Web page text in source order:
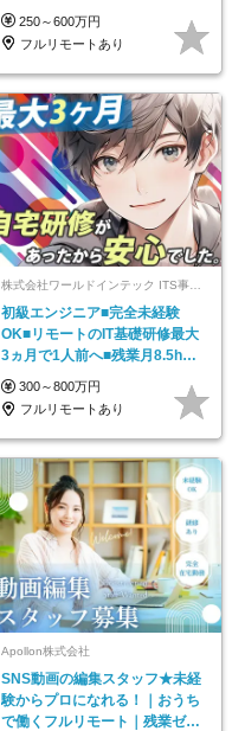
250～600万円
フルリモートあり
株式会社ワールドインテック ITS事業部【東証プライム上場グループ】
初級エンジニア■完全未経験
OK■リモートのIT基礎研修最大
3ヵ月で1人前へ■残業月8.5h■
安定基盤/STR
300～800万円
フルリモートあり
Apollon株式会社
SNS動画の編集スタッフ★未経
験からプロになれる！｜おうち
で働くフルリモート｜残業ゼロ